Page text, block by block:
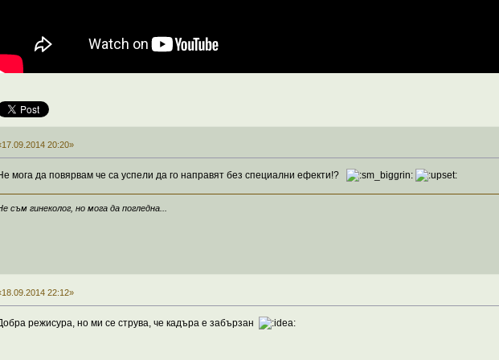
20:20»
мога да повярвам че са успели да го направят без специални ефекти!?
съм гинеколог, но мога да погледна...
22:12»
режисура, но ми се струва, че кадъра е забързан